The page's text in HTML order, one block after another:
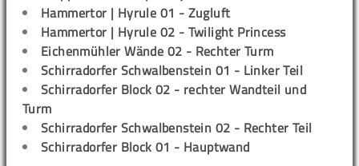
Hammertor | Hyrule 01 - Zugluft
Hammertor | Hyrule 02 - Twilight Princess
Eichenmühler Wände 02 - Rechter Turm
Schirradorfer Schwalbenstein 01 - Linker Teil
Schirradorfer Block 02 - rechter Wandteil und
Turm
Schirradorfer Schwalbenstein 02 - Rechter Teil
Schirradorfer Block 01 - Hauptwand